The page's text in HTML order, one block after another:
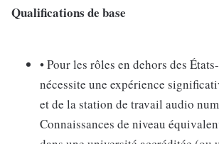
Qualifications de base
• Pour les rôles en dehors des
nécessite une expérience
et de la station de travail audio
Connaissances de niveau